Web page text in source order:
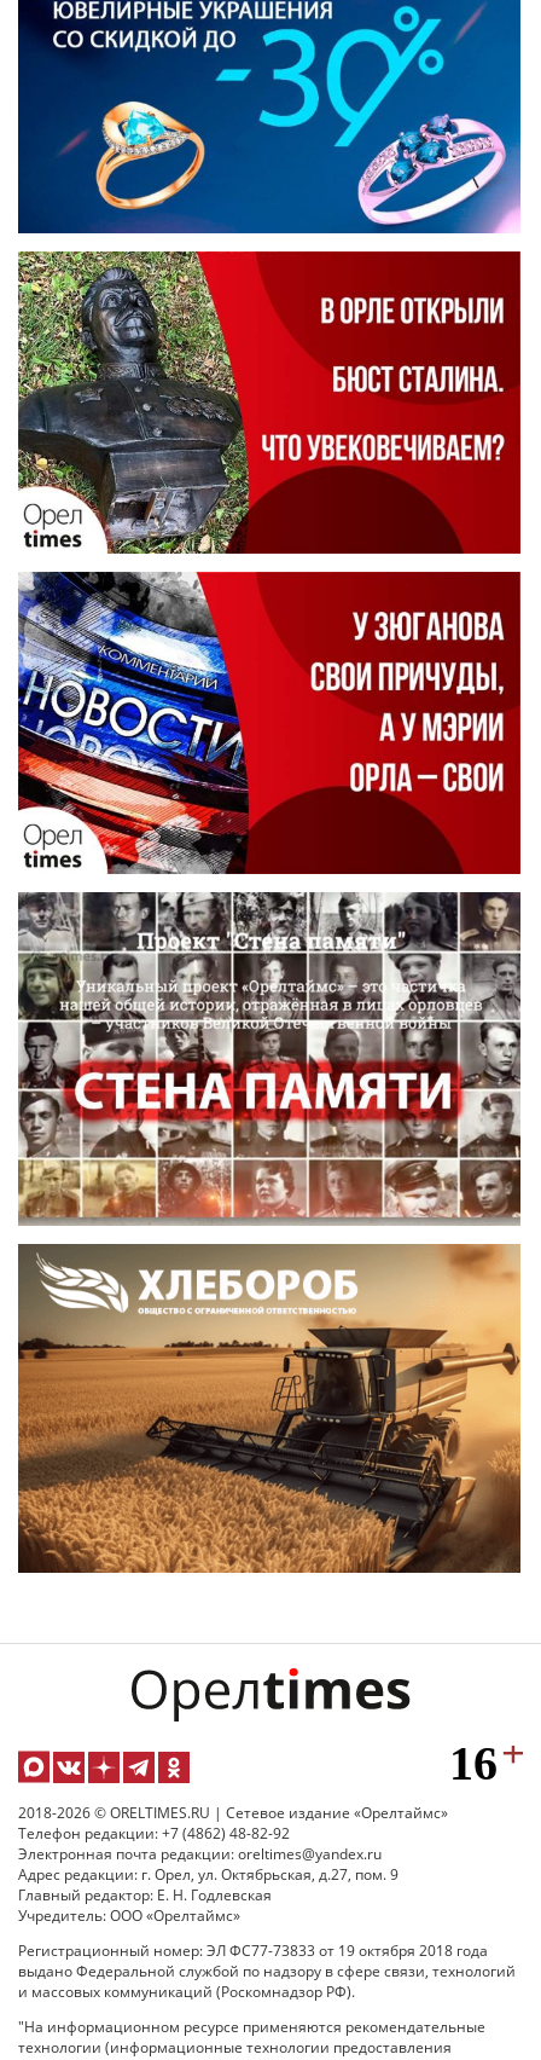
2018-2026 © ORELTIMES.RU | Сетевое издание «Орелтаймс»
Телефон редакции: +7 (4862) 48-82-92
Электронная почта редакции: oreltimes@yandex.ru
Адрес редакции: г. Орел, ул. Октябрьская, д.27, пом. 9
Главный редактор: Е. Н. Годлевская
Учредитель: ООО «Орелтаймс»
Регистрационный номер: ЭЛ ФС77-73833 от 19 октября 2018 года
выдано Федеральной службой по надзору в сфере связи, технологий
и массовых коммуникаций (Роскомнадзор РФ).
"На информационном ресурсе применяются рекомендательные
технологии (информационные технологии предоставления